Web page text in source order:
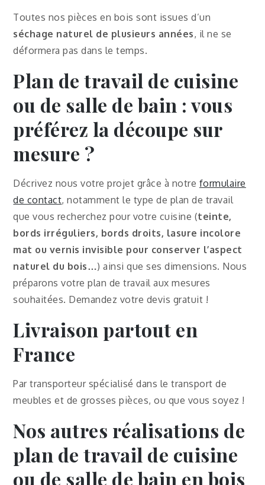
Toutes nos pièces en bois sont issues d’un
séchage naturel de plusieurs années, il ne se
déformera pas dans le temps.
Plan de travail de cuisine
ou de salle de bain :vous
préférez la découpe sur
mesure ?
Décrivez nous votre projet grâce à notre formulaire
de contact, notamment le type de plan de travail
que vous recherchez pour votre cuisine (teinte,
bords irréguliers, bords droits, lasure incolore
mat ou vernis invisible pour conserver l’aspect
naturel du bois…) ainsi que ses dimensions. Nous
préparons votre plan de travail aux mesures
souhaitées. Demandez votre devis gratuit !
Livraison partout en
France
Par transporteur spécialisé dans le transport de
meubles et de grosses pièces, ou que vous soyez !
Nos autres réalisations de
plan de travail de cuisine
ou de salle de bain en bois